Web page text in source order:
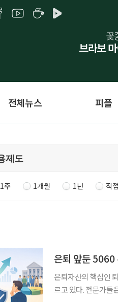
전체뉴스 피플
1주 1개월 1년 직
은퇴 앞둔 5060
은퇴자산의 핵심인
르고 있다. 전문가들은 가입자의 투자 판단 부담을 줄이고 노후자산의 장기 수익률을 높이기